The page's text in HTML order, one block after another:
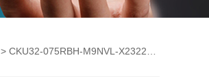
> CKU32-075RBH-M9NVL-X2322销钉气缸